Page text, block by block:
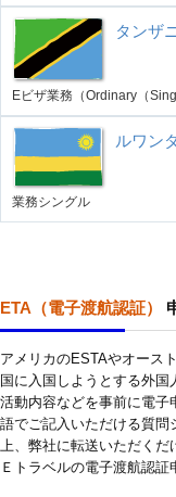
タンザ
Eビザ業務（Ordinary（
ルワン
業務シングル
ETA（電子渡航認証）
アメリカのESTAやオース
国に入国しようとする外
活動内容などを事前に電子
語でご記入いただける質問
上、弊社に転送いただくだ
Ｅトラベルの電子渡航認証